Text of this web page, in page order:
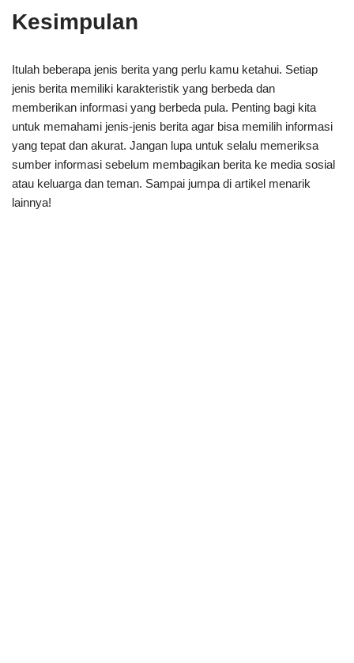
Kesimpulan
Itulah beberapa jenis berita yang perlu kamu ketahui. Setiap
jenis berita memiliki karakteristik yang berbeda dan
memberikan informasi yang berbeda pula. Penting bagi kita
untuk memahami jenis-jenis berita agar bisa memilih informasi
yang tepat dan akurat. Jangan lupa untuk selalu memeriksa
sumber informasi sebelum membagikan berita ke media sosial
atau keluarga dan teman. Sampai jumpa di artikel menarik
lainnya!